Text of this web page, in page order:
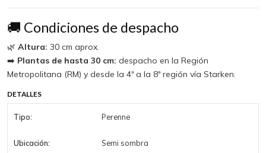
🚚 Condiciones de despacho
🌿 Altura: 30 cm aprox.
➡️ Plantas de hasta 30 cm: despacho en la Región
Metropolitana (RM) y desde la 4ª a la 8ª región vía Starken.
DETALLES
Tipo: Perenne
Ubicación: Semi sombra